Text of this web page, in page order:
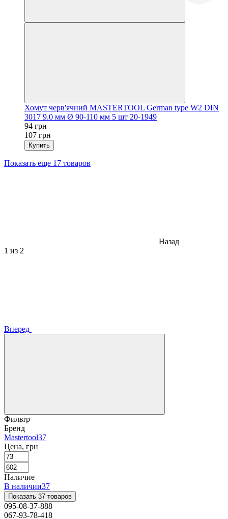
Хомут черв'ячний MASTERTOOL German type W2 DIN
3017 9.0 мм Ø 90-110 мм 5 шт 20-1949
94 грн
107 грн
Купить
Показать еще 17 товаров
Назад
1 из 2
Вперед
Фильтр
Бренд
Mastertool37
Цена, грн
Наличие
В наличии37
Показать 37 товаров
095-08-37-888
067-93-78-418